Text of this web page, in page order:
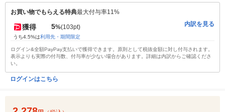
お買い物でもらえる特典最大付与率11%
獲得 5%(103pt)
うち4.5%は利用先・期間限定
内訳を見る
ログイン&全額PayPay支払いで獲得できます。原則として税抜金額に対し付与されます。
表示よりも実際の付与数、付与率が少ない場合があります。詳細は内訳からご確認くださ
い。
ログインはこちら